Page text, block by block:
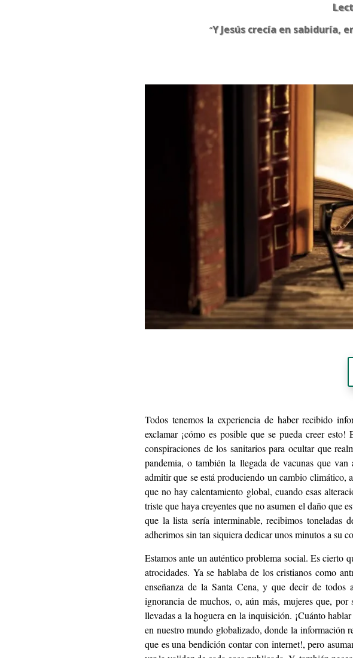
“Y Jesús crecía en sabiduría,
Todos tenemos la experiencia de haber recibido
exclamar ¡cómo es posible que se pueda creer
conspiraciones de los sanitarios para ocultar que
pandemia, o también la llegada de vacunas que
admitir que se está produciendo un cambio climático,
que no hay calentamiento global, cuando esas
triste que haya creyentes que no asumen el daño que
que la lista sería interminable, recibimos toneladas
adherimos sin tan siquiera dedicar unos minutos a su
Estamos ante un auténtico problema social. Es cierto
atrocidades. Ya se hablaba de los cristianos como
enseñanza de la Santa Cena, y que decir de
ignorancia de muchos, o, aún más, mujeres que,
llevadas a la hoguera en la inquisición. ¡Cuánto
en nuestro mundo globalizado, donde la información
que es una bendición contar con internet!, pero